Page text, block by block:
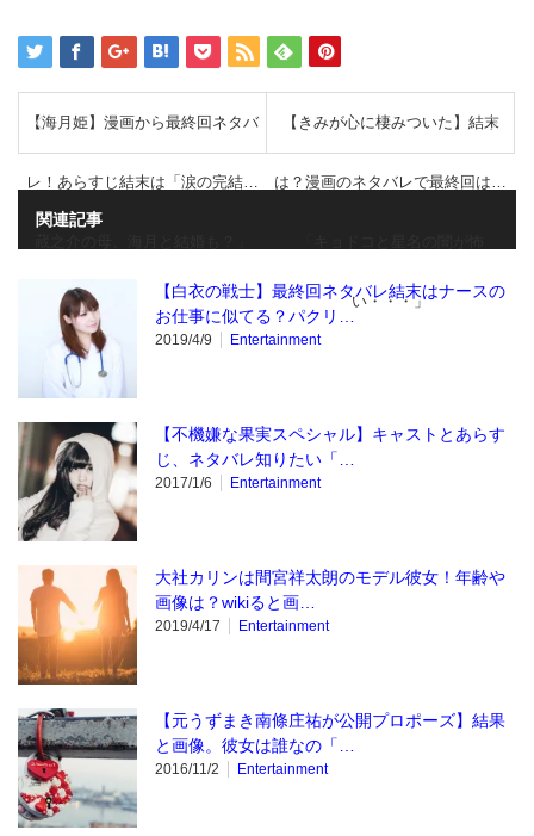
【海月姫】漫画から最終回ネタバ
レ！あらすじ結末は「涙の完結…
【きみが心に棲みついた】結末
は？漫画のネタバレで最終回は…
い・・・」
関連記事
【白衣の戦士】最終回ネタバレ結末はナースの
お仕事に似てる？パクリ…
2019/4/9 Entertainment
【不機嫌な果実スペシャル】キャストとあらす
じ、ネタバレ知りたい「…
2017/1/6 Entertainment
大社カリンは間宮祥太朗のモデル彼女！年齢や
画像は？wikiると画…
2019/4/17 Entertainment
【元うずまき南條庄祐が公開プロポーズ】結果
と画像。彼女は誰なの「…
2016/11/2 Entertainment